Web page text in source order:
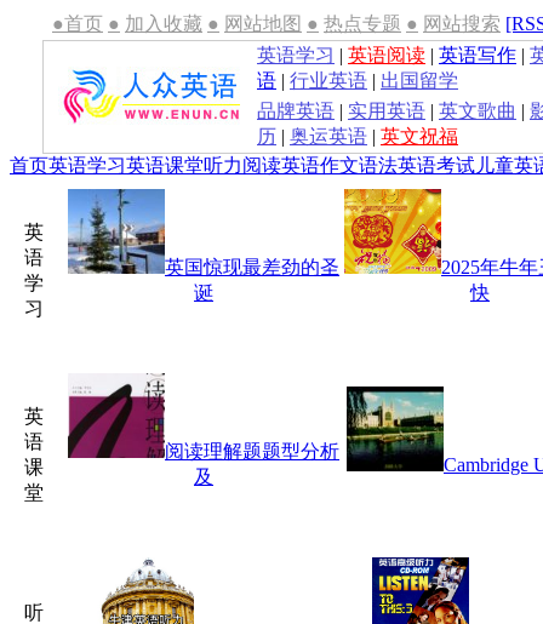
●首页 ● 加入收藏 ● 网站地图 ● 热点专题 ● 网站搜索
英语学习 | 英语阅读 | 英语写作 |
语 | 行业英语 | 出国留学
品牌英语 | 实用英语 | 英文歌曲 |
历 | 奥运英语 | 英文祝福
首页英语学习英语课堂听力阅读英语作文语法英语考试 儿童英
英
语
学
习
英国惊现最差劲的圣
诞
2025年牛
快
英
语
课
堂
阅读理解题题型分析
及
Cambridge
听